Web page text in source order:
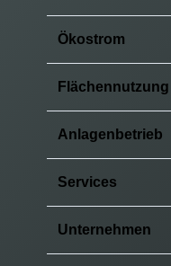
Ökostrom
Flächennutzung
Anlagenbetrieb
Services
Unternehmen